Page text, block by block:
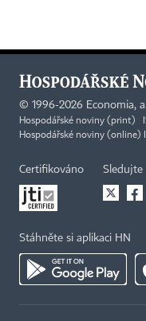
© 1996-2026 Economia,
Hospodářské noviny (print)
Hospodářské noviny (online)
Certifikováno Sledujte
Stáhněte si aplikaci HN